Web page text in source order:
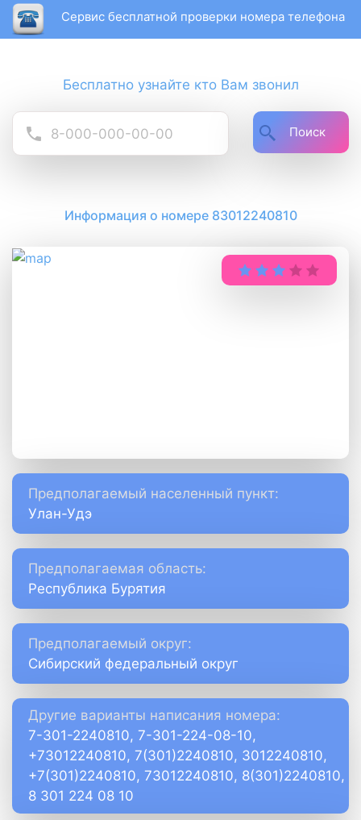
Сервис бесплатной проверки номера телефона
Бесплатно узнайте кто Вам звонил
Поиск
Информация о номере 83012240810
Предполагаемый населенный пункт:
Улан-Удэ
Предполагаемая область:
Республика Бурятия
Предполагаемый округ:
Сибирский федеральный округ
Другие варианты написания номера:
7-301-2240810, 7-301-224-08-10,
+73012240810, 7(301)2240810, 3012240810,
+7(301)2240810, 73012240810, 8(301)2240810,
8 301 224 08 10